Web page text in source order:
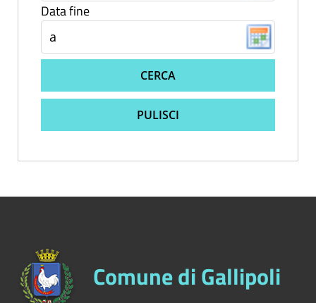
Data fine
CERCA
PULISCI
Comune di Gallipoli